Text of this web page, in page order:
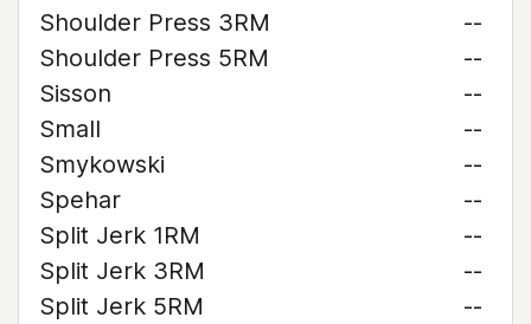
Shoulder Press 3RM
--
Shoulder Press 5RM
--
Sisson
--
Small
--
Smykowski
--
Spehar
--
Split Jerk 1RM
--
Split Jerk 3RM
--
Split Jerk 5RM
--